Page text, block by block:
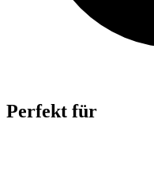
Perfekt für